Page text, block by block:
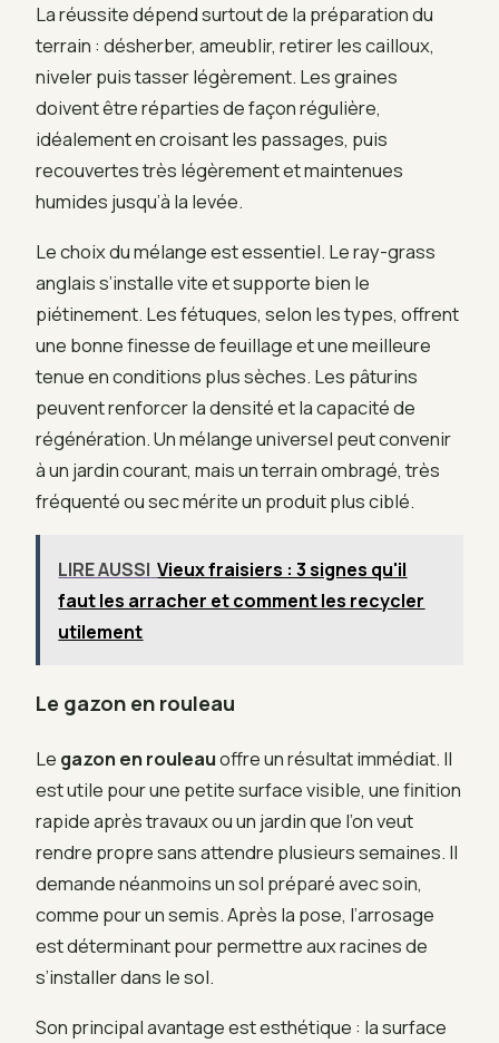
La réussite dépend surtout de la préparation du
terrain : désherber, ameublir, retirer les cailloux,
niveler puis tasser légèrement. Les graines
doivent être réparties de façon régulière,
idéalement en croisant les passages, puis
recouvertes très légèrement et maintenues
humides jusqu’à la levée.
Le choix du mélange est essentiel. Le ray-grass
anglais s’installe vite et supporte bien le
piétinement. Les fétuques, selon les types, offrent
une bonne finesse de feuillage et une meilleure
tenue en conditions plus sèches. Les pâturins
peuvent renforcer la densité et la capacité de
régénération. Un mélange universel peut convenir
à un jardin courant, mais un terrain ombragé, très
fréquenté ou sec mérite un produit plus ciblé.
LIRE AUSSI Vieux fraisiers : 3 signes qu'il
faut les arracher et comment les recycler
utilement
Le gazon en rouleau
Le gazon en rouleauoffre un résultat immédiat. Il
est utile pour une petite surface visible, une finition
rapide après travaux ou un jardin que l’on veut
rendre propre sans attendre plusieurs semaines. Il
demande néanmoins un sol préparé avec soin,
comme pour un semis. Après la pose, l’arrosage
est déterminant pour permettre aux racines de
s’installer dans le sol.
Son principal avantage est esthétique : la surface